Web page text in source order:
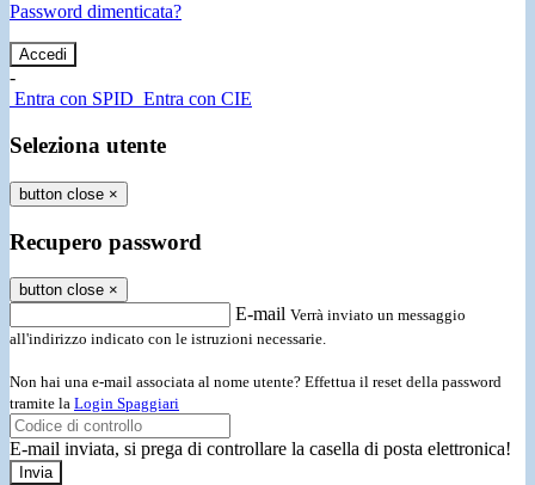
Password dimenticata?
-
Entra con SPID Entra con CIE
Seleziona utente
button close ×
Recupero password
button close ×
E-mail Verrà inviato un messaggio
all'indirizzo indicato con le istruzioni necessarie.
Non hai una e-mail associata al nome utente? Effettua il reset della password
tramite la Login Spaggiari
E-mail inviata, si prega di controllare la casella di posta elettronica!